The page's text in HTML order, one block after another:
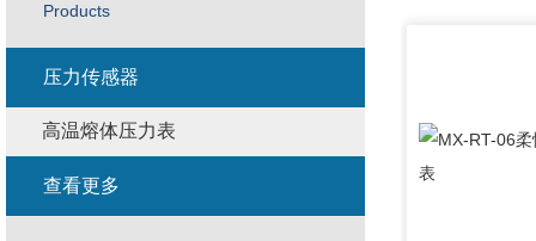
Products
压力传感器
高温熔体压力表
查看更多